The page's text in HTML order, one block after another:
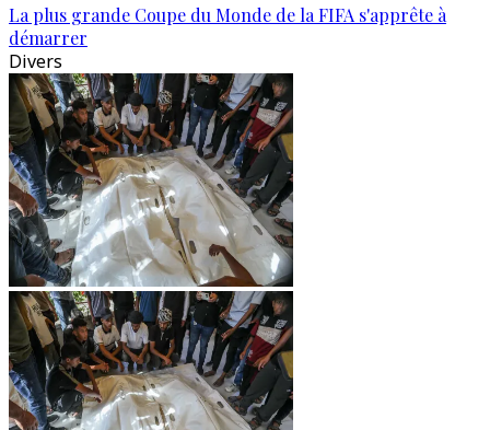
La plus grande Coupe du Monde de la FIFA s'apprête à
démarrer
Divers